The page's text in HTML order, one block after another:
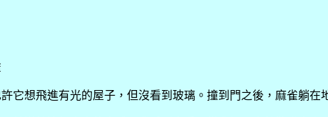
它想飛進有光的屋子，但沒看到玻璃。撞到門之後，麻雀躺在